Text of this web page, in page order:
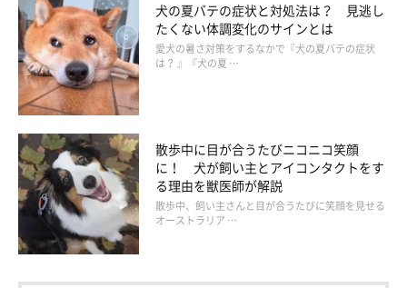
犬の夏バテの症状と対処法は？ 見逃し
たくない体調変化のサインとは
愛犬の暑さ対策をするなかで『犬の夏バテの症状
は？ 』『犬の夏 …
散歩中に目が合うたびニコニコ笑顔
に！ 犬が飼い主とアイコンタクトをす
る理由を獣医師が解説
散歩中、飼い主さんと目が合うたびに笑顔を見せる
オーストラリア …